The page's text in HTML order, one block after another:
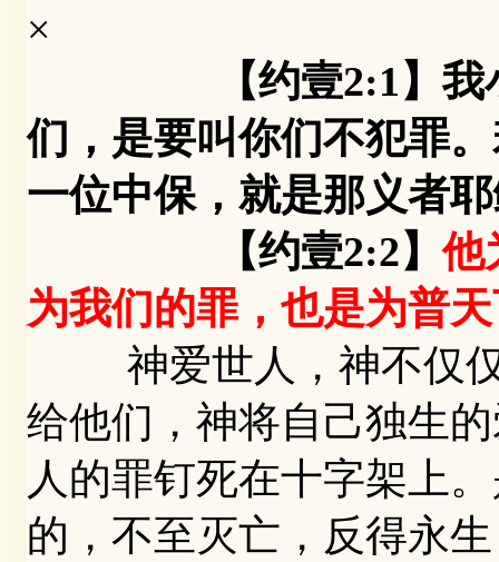
×
【约壹2:1】
们，是要叫你们不犯罪
一位中保，就是那义者
【约壹2:2】他
为我们的罪，也是为普
神爱世人，神不仅仅
给他们，神将自己独生
人的罪钉死在十字架上
的，不至灭亡，反得永